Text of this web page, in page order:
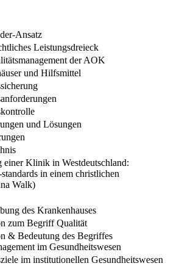
Ansatz
Leistungsdreieck
der AOK
und Hilfsmittel
und Lösungen
einer Klinik in Westdeutschland:
in einem christlichen
Walk)
des Krankenhauses
zum Begriff Qualität
& Bedeutung des Begriffes
im Gesundheitswesen
im institutionellen Gesundheitswesen